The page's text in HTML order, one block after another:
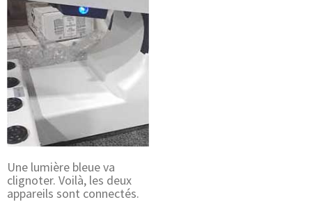
Une lumière bleue va
clignoter. Voilà, les deux
appareils sont connectés.